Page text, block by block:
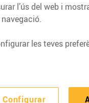
l’ús del web i
les teves
Configurar